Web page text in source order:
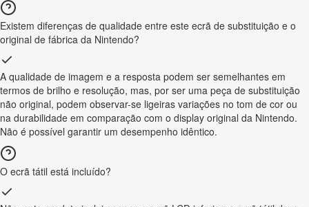
Existem diferenças de qualidade entre este ecrã de substituição e o
original de fábrica da Nintendo?
A qualidade de imagem e a resposta podem ser semelhantes em
termos de brilho e resolução, mas, por ser uma peça de substituição
não original, podem observar-se ligeiras variações no tom de cor ou
na durabilidade em comparação com o display original da Nintendo.
Não é possível garantir um desempenho idêntico.
O ecrã tátil está incluído?